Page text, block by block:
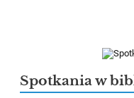
Spotkania w